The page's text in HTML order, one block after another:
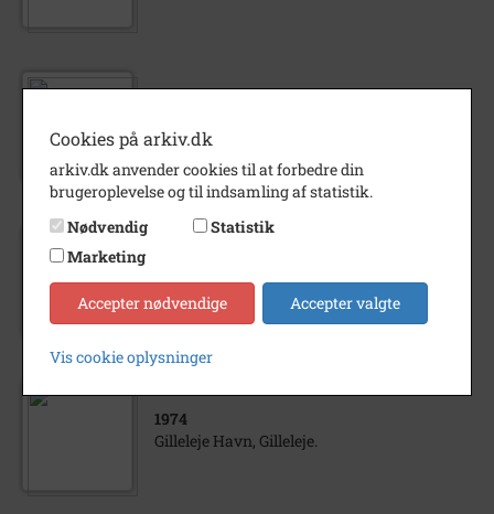
Sejlsportsbilleder, Lynæs havn, Hundested
havnen
1974
Gilleleje Havn, Gilleleje.
Cookies på arkiv.dk
arkiv.dk anvender cookies til at forbedre din
brugeroplevelse og til indsamling af statistik.
Nødvendig
Statistik
Marketing
Accepter nødvendige Accepter valgte
Vis cookie oplysninger